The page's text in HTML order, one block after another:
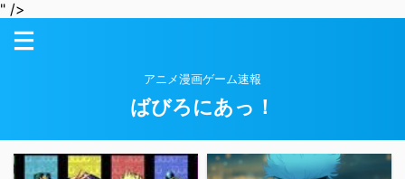
" />
アニメ漫画ゲーム速報
ばびろにあっ！